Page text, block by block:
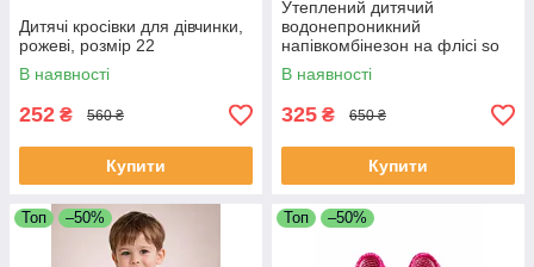
Дитячі кросівки для дівчинки,
рожеві, розмір 22
В наявності
252 ₴ 560 ₴
Купити
Утеплений дитячий
водонепроникний
напівкомбінезон на флісі so
cute фіолетового кольору
розмір 86
В наявності
325 ₴ 650 ₴
Купити
Топ –50% Топ –50%